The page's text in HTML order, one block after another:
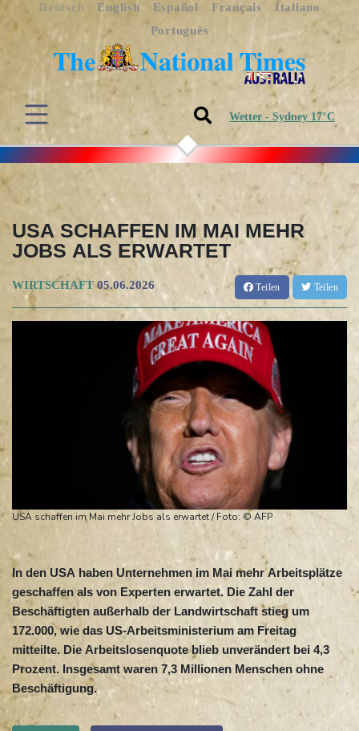
Deutsch English Español Français
Italiano
Português
Wetter - Sydney 17°C
USA SCHAFFEN IM MAI MEHR
JOBS ALS ERWARTET
WIRTSCHAFT 05.06.2026 Teilen Teilen
USA schaffen im Mai mehr Jobs als erwartet / Foto: © AFP
In den USA haben Unternehmen im Mai mehr Arbeitsplätze
geschaffen als von Experten erwartet. Die Zahl der
Beschäftigten außerhalb der Landwirtschaft stieg um
172.000, wie das US-Arbeitsministerium am Freitag
mitteilte. Die Arbeitslosenquote blieb unverändert bei 4,3
Prozent. Insgesamt waren 7,3 Millionen Menschen ohne
Beschäftigung.